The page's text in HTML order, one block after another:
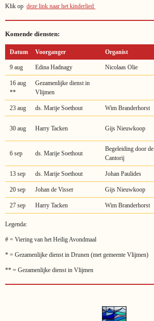
Klik op deze link naar het kinderlied
Komende diensten:
Datum Voorganger Organist
9 aug Edina Hadnagy Nicolaas Olie
16 aug
**
Gezamenlijke dienst in
Vlijmen
23 aug ds. Marije Soethout Wim Branderhorst
30 aug Harry Tacken Gijs Nieuwkoop
6 sep ds. Marije Soethout
Begeleiding door de
Cantorij
13 sep ds. Marije Soethout Johan Paulides
20 sep Johan de Visser Gijs Nieuwkoop
27 sep Harry Tacken Wim Branderhorst
Legenda:
# = Viering van het Heilig Avondmaal
* = Gezamenlijke dienst in Drunen (met gemeente Vlijmen)
** = Gezamenlijke dienst in Vlijmen